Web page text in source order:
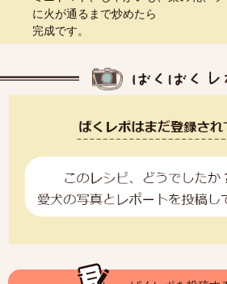
に火が通るまで炒めたら
完成です。